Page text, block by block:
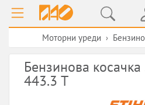
Моторни уреди ›
Бензинова косачка
443.3 Т